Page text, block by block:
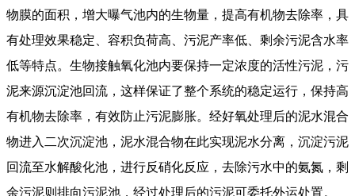
物膜的面积，增大曝气池内的生物量，提高有机物去除率，具
有处理效果稳定、容积负荷高、污泥产率低、剩余污泥含水率
低等特点。生物接触氧化池内要保持一定浓度的活性污泥，污
泥来源沉淀池回流，这样保证了整个系统的稳定运行，保持高
有机物去除率，有效防止污泥膨胀。经好氧处理后的泥水混合
物进入二次沉淀池，泥水混合物在此实现泥水分离，沉淀污泥
回流至水解酸化池，进行反硝化反应，去除污水中的氨氮，剩
余污泥则排向污泥池，经过处理后的污泥可委托外运处置。